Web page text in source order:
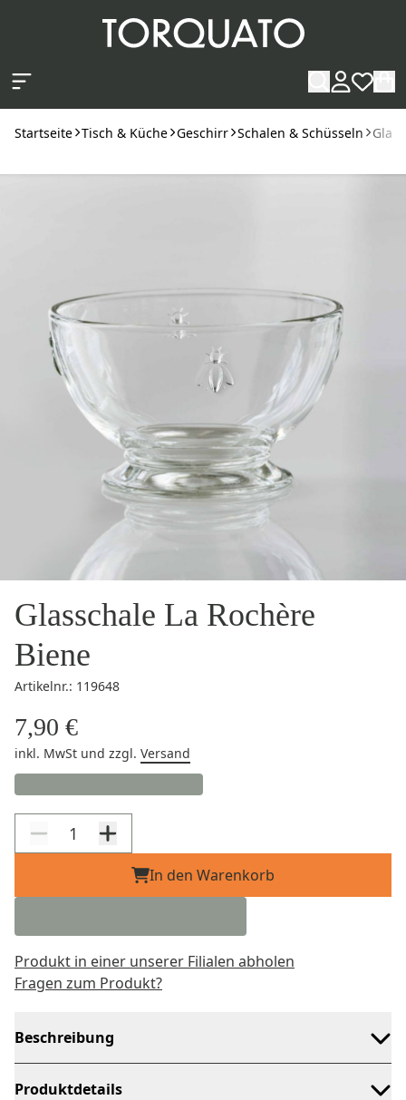
Startseite Tisch & Küche Geschirr Schalen & Schüsseln Glas
Glasschale La Rochère
Biene
Artikelnr.: 119648
7,90 €
inkl. MwSt und zzgl. Versand
In den Warenkorb
Produkt in einer unserer Filialen abholen
Fragen zum Produkt?
Beschreibung
Produktdetails